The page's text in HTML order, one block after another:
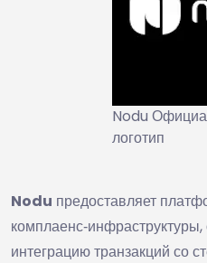
Nodu
логотип
Nodu предоставляет
интеграцию транзакций со